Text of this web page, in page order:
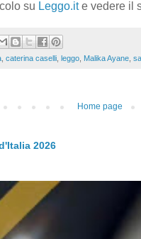
su Leggo.ite vedere il
caterina caselli leggo Malika Ayane
Home page
2026